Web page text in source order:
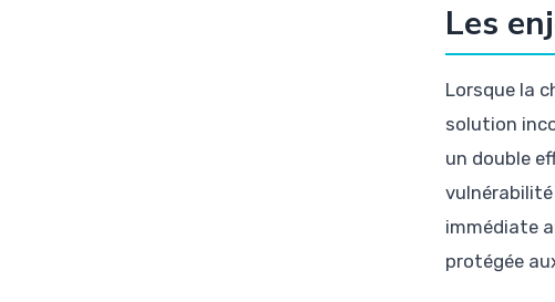
Les
Lorsque la
solution
un double
immédiate
protégée